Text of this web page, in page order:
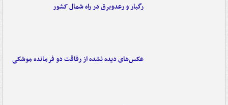
رگبار و رعدوبرق در راه شمال کشور
عکس‌های دیده نشده از رفاقت دو فرمانده‌ موشکی